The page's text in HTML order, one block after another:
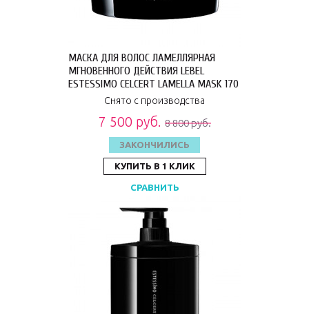
МАСКА ДЛЯ ВОЛОС ЛАМЕЛЛЯРНАЯ
МГНОВЕННОГО ДЕЙСТВИЯ LEBEL
ESTESSIMO CELCERT LAMELLA MASK 170
ГР 5525ЕПСнято с производства
7 500 руб. 8 800 руб.
ЗАКОНЧИЛИСЬ
КУПИТЬ В 1 КЛИК
СРАВНИТЬ